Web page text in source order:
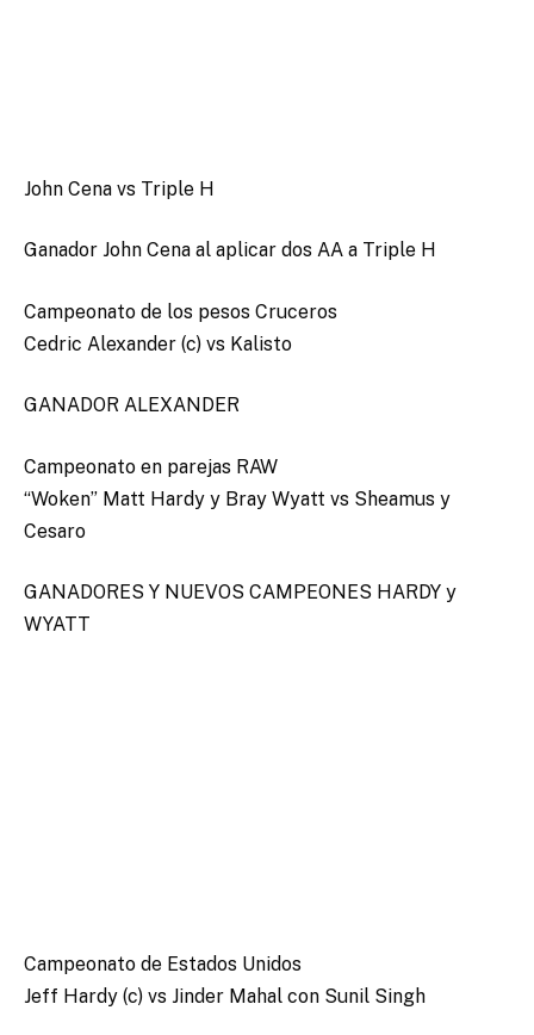
John Cena vs Triple H
Ganador John Cena al aplicar dos AA a Triple H
Campeonato de los pesos Cruceros
Cedric Alexander (c) vs Kalisto
GANADOR ALEXANDER
Campeonato en parejas RAW
“Woken” Matt Hardy y Bray Wyatt vs Sheamus y
Cesaro
GANADORES Y NUEVOS CAMPEONES HARDY y
WYATT
Campeonato de Estados Unidos
Jeff Hardy (c) vs Jinder Mahal con Sunil Singh